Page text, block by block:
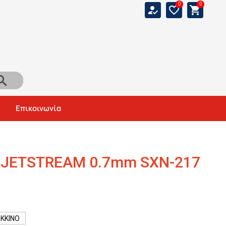
how_to_reg 0
favorite_border 0
shopping_cart
Αναζήτηση
Επικοινωνία
0.7mm SXN-217